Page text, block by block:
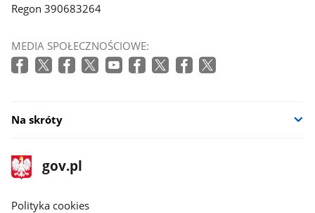
Regon 390683264
MEDIA SPOŁECZNOŚCIOWE:
Na skróty
stopka
gov.pl
Strona
gov.pl
gov.pl
Polityka cookies